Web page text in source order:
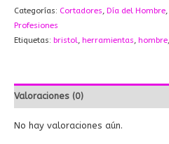
Categorías: Cortadores Día del Hombre
Profesiones
Etiquetas: bristol herramientas hombre
Valoraciones (0)
No hay valoraciones aún.